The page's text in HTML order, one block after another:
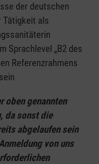
der deutschen
Tätigkeit als
Sprachlevel „B2 des
Referenzrahmens
oben genannten
da sonst die
abgelaufen sein
von uns